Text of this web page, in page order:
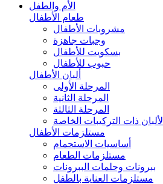
الأم والطفل
طعام الأطفال
مشروبات الأطفال
وجبات جاهزة
بسكويت للأطفال
حبوب للأطفال
ألبان الأطفال
المرحلة الأولى
المرحلة الثانية
المرحلة الثالثة
الألبان ذات التركيبات الخاصة
مستلزمات الأطفال
أساسيات الاستحمام
مستلزمات الطعام
ببرونات وحلمات الببرونات
مستلزمات العناية بالطفل